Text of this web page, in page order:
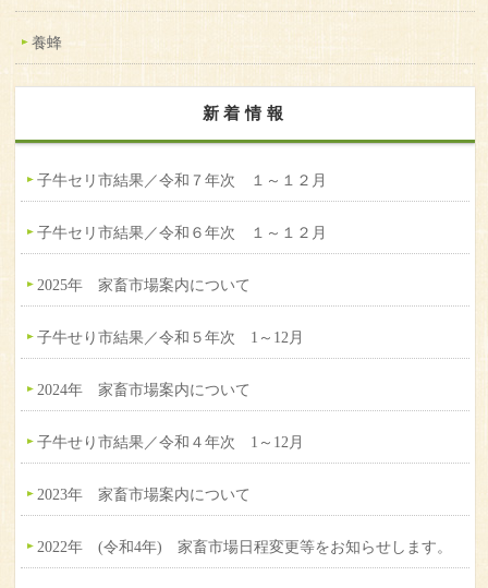
養蜂
新着情報
子牛セリ市結果／令和７年次 １～１２月
子牛セリ市結果／令和６年次 １～１２月
2025年 家畜市場案内について
子牛せり市結果／令和５年次 1～12月
2024年 家畜市場案内について
子牛せり市結果／令和４年次 1～12月
2023年 家畜市場案内について
2022年 (令和4年) 家畜市場日程変更等をお知らせします。